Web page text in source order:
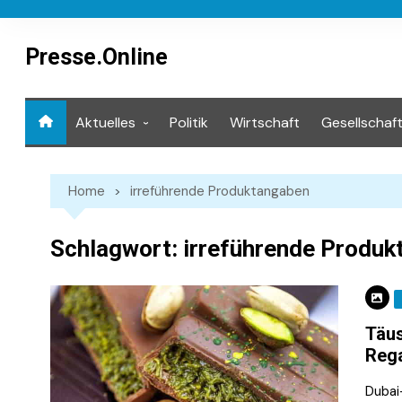
contentPresse.Online
Aktuelles Politik Wirtschaft Gesellschaft
Home irreführende Produktangaben
Schlagwort: irreführende